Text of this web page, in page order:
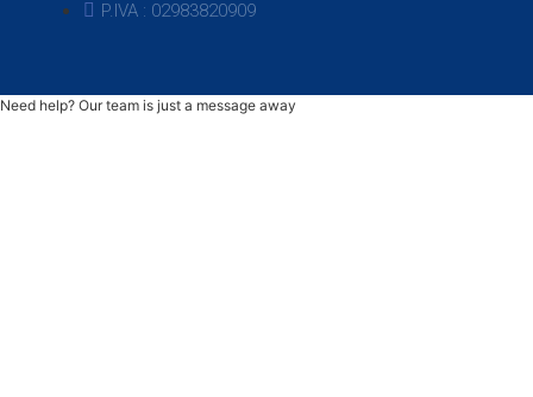
P.IVA : 02983820909
Need help? Our team is just a message away